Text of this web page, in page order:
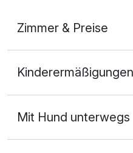
Zimmer & Preise
2 Erwachsene und 2 Kinder
Kinderermäßigungen
Mit Hund unterwegs